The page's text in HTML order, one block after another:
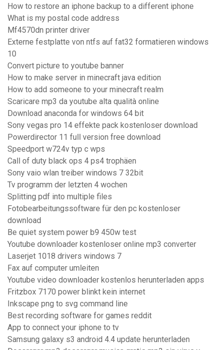
How to restore an iphone backup to a different iphone
What is my postal code address
Mf4570dn printer driver
Externe festplatte von ntfs auf fat32 formatieren windows
10
Convert picture to youtube banner
How to make server in minecraft java edition
How to add someone to your minecraft realm
Scaricare mp3 da youtube alta qualità online
Download anaconda for windows 64 bit
Sony vegas pro 14 effekte pack kostenloser download
Powerdirector 11 full version free download
Speedport w724v typ c wps
Call of duty black ops 4 ps4 trophäen
Sony vaio wlan treiber windows 7 32bit
Tv programm der letzten 4 wochen
Splitting pdf into multiple files
Fotobearbeitungssoftware für den pc kostenloser
download
Be quiet system power b9 450w test
Youtube downloader kostenloser online mp3 converter
Laserjet 1018 drivers windows 7
Fax auf computer umleiten
Youtube video downloader kostenlos herunterladen apps
Fritzbox 7170 power blinkt kein internet
Inkscape png to svg command line
Best recording software for games reddit
App to connect your iphone to tv
Samsung galaxy s3 android 4.4 update herunterladen